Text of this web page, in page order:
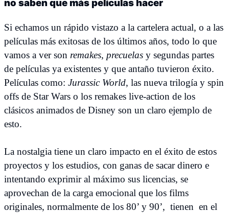
no saben que más películas hacer
Si echamos un rápido vistazo a la cartelera actual, o a las
películas más exitosas de los últimos años, todo lo que
vamos a ver son remakes, precuelas y segundas partes
de películas ya existentes y que antaño tuvieron éxito.
Películas como: Jurassic World, las nueva trilogía y spin
offs de Star Wars o los remakes live-action de los
clásicos animados de Disney son un claro ejemplo de
esto.
La nostalgia tiene un claro impacto en el éxito de estos
proyectos y los estudios, con ganas de sacar dinero e
intentando exprimir al máximo sus licencias, se
aprovechan de la carga emocional que los films
originales, normalmente de los 80’ y 90’, tienen en el